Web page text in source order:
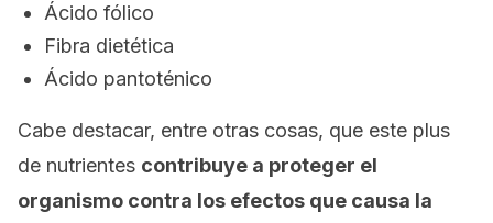
Ácido fólico
Fibra dietética
Ácido pantoténico
Cabe destacar, entre otras cosas, que este plus
de nutrientes contribuye a proteger el
organismo contra los efectos que causa la